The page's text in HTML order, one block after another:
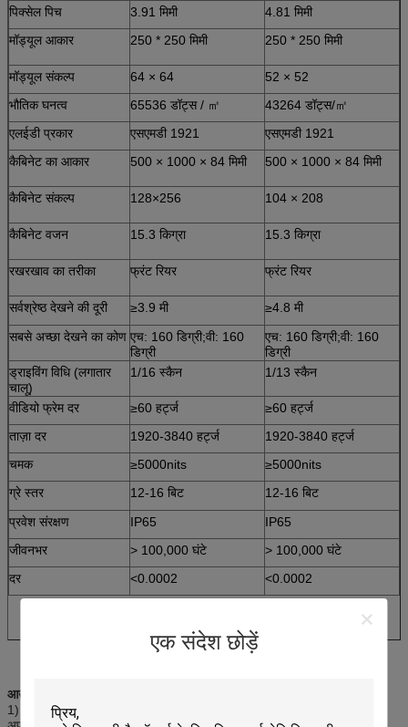
एक संदेश छोड़ें
पिक्सेल पिच
3.91 मिमी
4.81 मिमी
मॉड्यूल आकार
250 * 250 मिमी 250 * 250 मिमी
मॉड्यूल संकल्प 64 × 64
52 × 52
भौतिक घनत्व
65536 डॉट्स / ㎡
43264 डॉट्स/㎡
एलईडी प्रकार
एसएमडी 1921
एसएमडी 1921
कैबिनेट का आकार
500 × 1000 × 84 मिमी 500 × 1000 × 84 मिमी
कैबिनेट संकल्प 128×256 104 × 208
कैबिनेट वजन 15.3 किग्रा 15.3 किग्रा
रखरखाव का तरीका फ्रंट रियर फ्रंट रियर
सर्वश्रेष्ठ देखने की दूरी ≥3.9 मी
≥4.8 मी
सबसे अच्छा देखने का कोण एच: 160 डिग्री;वी: 160
डिग्री
एच: 160 डिग्री;वी: 160
डिग्री
ड्राइविंग विधि (लगातार
चालू)
1/16 स्कैन 1/13 स्कैन
वीडियो फ्रेम दर ≥60 हर्ट्ज
≥60 हर्ट्ज
ताज़ा दर
1920-3840 हर्ट्ज
1920-3840 हर्ट्ज
चमक
≥5000nits
≥5000nits
ग्रे स्तर
12-16 बिट
12-16 बिट
प्रवेश संरक्षण
IP65
IP65
जीवनभर
> 100,000 घंटे
> 100,000 घंटे
दर
<0.0002 <0.0002
आउटडोर किराए पर लेने वाली स्क्रीन की विशेषताएं
1) अति पतली;डाई कास्टिंग एल्यूमीनियम कैबिनेट, हल्का वजन और गर्मी विकिरण को